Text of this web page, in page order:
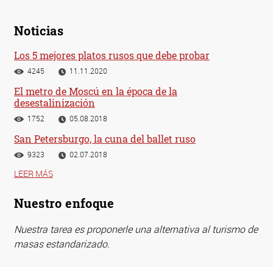
Noticias
Los 5 mejores platos rusos que debe probar
4245 11.11.2020
El metro de Moscú en la época de la
desestalinización
1752 05.08.2018
San Petersburgo, la cuna del ballet ruso
9323 02.07.2018
LEER MÁS
Nuestro enfoque
Nuestra tarea es proponerle una alternativa al turismo de
masas estandarizado.